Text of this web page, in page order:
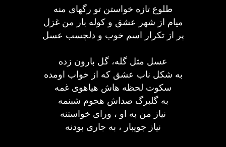
طلوع تازه خواستن تو رگهای منه
میام از شهر عشق و کوله بار من غزل
پر از تکرار اسم خوب و دلچسب عسل
عسل مثل گله، گل بارون زده
به شکل ناب عشق که از خواب اومده
سکوت لحظه هاش هیاهوی غمه
به گلبرگ صداش هجوم شبنمه
نیاز من به او ، ورای خواستنه
نیاز جویبار ، به جاری بودنه